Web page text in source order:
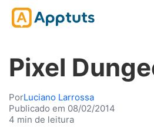
Pixel
PorLuciano Larrossa
Publicado em 08/02/2014
4 min de leitura